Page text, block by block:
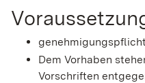
Dem Vorhaben
Vorschriften